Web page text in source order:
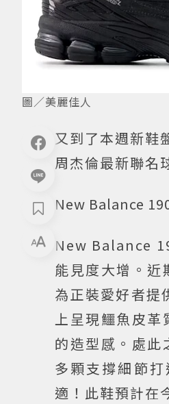
圖／美麗佳人
又到了本週新鞋
周杰倫最新聯名
New Balance
New Balance
能見度大增。
為正裝愛好者
上呈現鱷魚皮革
的造型感。處此
多顆支撐細節
適！此鞋預計在